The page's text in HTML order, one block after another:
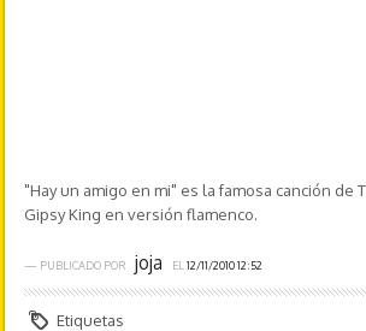
"Hay un amigo en mi" es la famosa canción de
Gipsy King en versión flamenco.
— PUBLICADO POR joja EL12/11/2010 12:52
Etiquetas